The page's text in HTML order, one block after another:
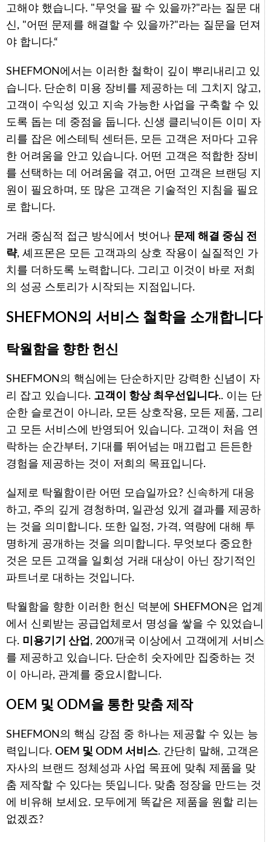
고해야 했습니다. "무엇을 팔 수 있을까?"라는 질문 대
신, "어떤 문제를 해결할 수 있을까?"라는 질문을 던져
야 합니다.“
SHEFMON에서는 이러한 철학이 깊이 뿌리내리고 있
습니다. 단순히 미용 장비를 제공하는 데 그치지 않고,
고객이 수익성 있고 지속 가능한 사업을 구축할 수 있
도록 돕는 데 중점을 둡니다. 신생 클리닉이든 이미 자
리를 잡은 에스테틱 센터든, 모든 고객은 저마다 고유
한 어려움을 안고 있습니다. 어떤 고객은 적합한 장비
를 선택하는 데 어려움을 겪고, 어떤 고객은 브랜딩 지
원이 필요하며, 또 많은 고객은 기술적인 지침을 필요
로 합니다.
거래 중심적 접근 방식에서 벗어나 문제 해결 중심 전
략, 셰프몬은 모든 고객과의 상호 작용이 실질적인 가
치를 더하도록 노력합니다. 그리고 이것이 바로 저희
의 성공 스토리가 시작되는 지점입니다.
SHEFMON의 서비스 철학을 소개합니다
탁월함을 향한 헌신
SHEFMON의 핵심에는 단순하지만 강력한 신념이 자
리 잡고 있습니다. 고객이 항상 최우선입니다.. 이는 단
순한 슬로건이 아니라, 모든 상호작용, 모든 제품, 그리
고 모든 서비스에 반영되어 있습니다. 고객이 처음 연
락하는 순간부터, 기대를 뛰어넘는 매끄럽고 든든한
경험을 제공하는 것이 저희의 목표입니다.
실제로 탁월함이란 어떤 모습일까요? 신속하게 대응
하고, 주의 깊게 경청하며, 일관성 있게 결과를 제공하
는 것을 의미합니다. 또한 일정, 가격, 역량에 대해 투
명하게 공개하는 것을 의미합니다. 무엇보다 중요한
것은 모든 고객을 일회성 거래 대상이 아닌 장기적인
파트너로 대하는 것입니다.
탁월함을 향한 이러한 헌신 덕분에 SHEFMON은 업계
에서 신뢰받는 공급업체로서 명성을 쌓을 수 있었습니
다. 미용기기 산업 , 200개국 이상에서 고객에게 서비스
를 제공하고 있습니다. 단순히 숫자에만 집중하는 것
이 아니라, 관계를 중요시합니다.
OEM 및 ODM을 통한 맞춤 제작
SHEFMON의 핵심 강점 중 하나는 제공할 수 있는 능
력입니다. OEM 및 ODM 서비스. 간단히 말해, 고객은
자사의 브랜드 정체성과 사업 목표에 맞춰 제품을 맞
춤 제작할 수 있다는 뜻입니다. 맞춤 정장을 만드는 것
에 비유해 보세요. 모두에게 똑같은 제품을 원할 리는
없겠죠?